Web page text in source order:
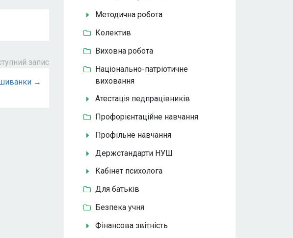
запис
→
Методична робота
Колектив
Виховна робота
Національно-патріотичне
виховання
Атестація педпрацівників
Профорієнтаційне навчання
Профільне навчання
Держстандарти НУШ
Кабінет психолога
Для батьків
Безпека учня
Фінансова звітність